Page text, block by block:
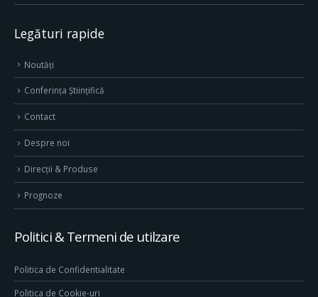
Legături rapide
Noutăți
Conferința Științifică
Contact
Despre noi
Direcţii & Produse
Prognoze
Politici & Termeni de utilzare
Politica de Confidentialitate
Politica de Cookie-uri